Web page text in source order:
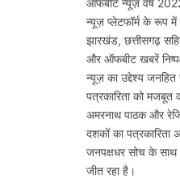
न्यूज़ प्लेटफॉर्म के रूप में
झारखंड, छत्तीसगढ़
और ऑफबीट खबरें
न्यूज़ का उद्देश्य
पत्रकारिता को मजबूत
अमरनाथ पाठक और
दशकों का
जनपक्षधर सोच के साथ
जीत रहा है।